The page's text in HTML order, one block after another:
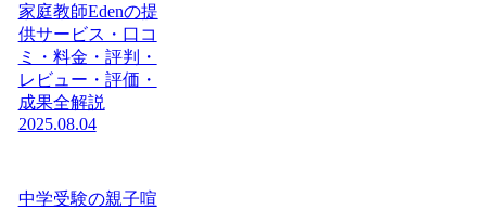
家庭教師Edenの提
供サービス・口コ
ミ・料金・評判・
レビュー・評価・
成果全解説
2025.08.04
中学受験の親子喧